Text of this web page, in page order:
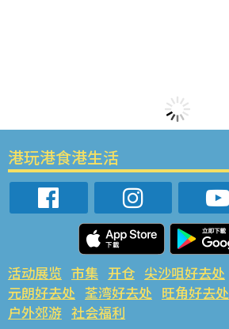
港玩港食港生活
活动展览 市集 开仓 尖沙咀好去处
元朗好去处 荃湾好去处 旺角好去处
户外郊游 社会福利